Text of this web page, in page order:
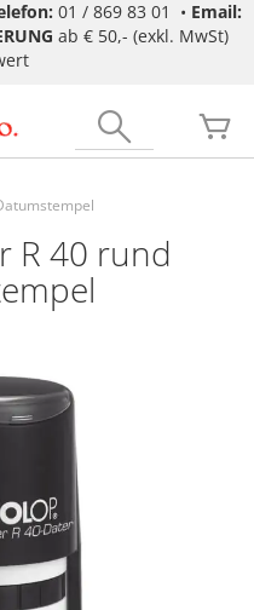
01 / 869 83 01 • Email:
ab € 50,- (exkl. MwSt)
R 40 rund